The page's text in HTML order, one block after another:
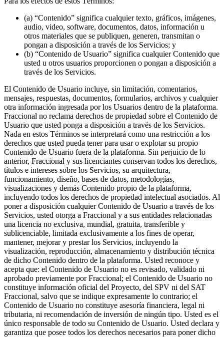
(a) “Contenido” significa cualquier texto, gráficos, imágenes,
audio, video, software, documentos, datos, información u
otros materiales que se publiquen, generen, transmitan o
pongan a disposición a través de los Servicios; y
(b) “Contenido de Usuario” significa cualquier Contenido que
usted u otros usuarios proporcionen o pongan a disposición a
través de los Servicios.
El Contenido de Usuario incluye, sin limitación, comentarios,
mensajes, respuestas, documentos, formularios, archivos y cualquier
otra información ingresada por los Usuarios dentro de la plataforma.
Fraccional no reclama derechos de propiedad sobre el Contenido de
Usuario que usted ponga a disposición a través de los Servicios.
Nada en estos Términos se interpretará como una restricción a los
derechos que usted pueda tener para usar o explotar su propio
Contenido de Usuario fuera de la plataforma. Sin perjuicio de lo
anterior, Fraccional y sus licenciantes conservan todos los derechos,
títulos e intereses sobre los Servicios, su arquitectura,
funcionamiento, diseño, bases de datos, metodologías,
visualizaciones y demás Contenido propio de la plataforma,
incluyendo todos los derechos de propiedad intelectual asociados. Al
poner a disposición cualquier Contenido de Usuario a través de los
Servicios, usted otorga a Fraccional y a sus entidades relacionadas
una licencia no exclusiva, mundial, gratuita, transferible y
sublicenciable, limitada exclusivamente a los fines de operar,
mantener, mejorar y prestar los Servicios, incluyendo la
visualización, reproducción, almacenamiento y distribución técnica
de dicho Contenido dentro de la plataforma. Usted reconoce y
acepta que: el Contenido de Usuario no es revisado, validado ni
aprobado previamente por Fraccional; el Contenido de Usuario no
constituye información oficial del Proyecto, del SPV ni del SAT
Fraccional, salvo que se indique expresamente lo contrario; el
Contenido de Usuario no constituye asesoría financiera, legal ni
tributaria, ni recomendación de inversión de ningún tipo. Usted es el
único responsable de todo su Contenido de Usuario. Usted declara y
garantiza que posee todos los derechos necesarios para poner dicho